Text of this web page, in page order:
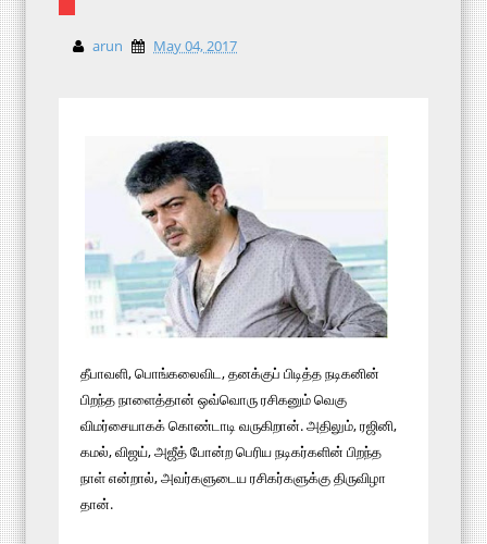
arun May 04, 2017
தீபாவளி, பொங்கலைவிட, தனக்குப் பிடித்த நடிகனின்
பிறந்த நாளைத்தான் ஒவ்வொரு ரசிகனும் வெகு
விமர்சையாகக் கொண்டாடி வருகிறான். அதிலும், ரஜினி,
கமல், விஜய், அஜீத் போன்ற பெரிய நடிகர்களின் பிறந்த
நாள் என்றால், அவர்களுடைய ரசிகர்களுக்கு திருவிழா
தான்.